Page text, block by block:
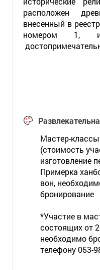
расположен
внесенный в
номером 1, и
Мастер-
(стоимость
изготовление
Примерка
вон,
бронирование
*Участие в
состоящих от
необходимо
телефону 053-